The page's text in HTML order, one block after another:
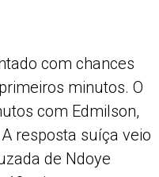
com chances
minutos. O
com Edmilson,
resposta suíça veio
de Ndoye